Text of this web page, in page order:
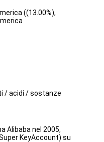
((13.00%),
/ acidi / sostanze
Alibaba nel 2005,
KeyAccount) su